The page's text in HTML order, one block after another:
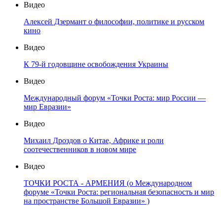
Видео
Алексей Дзермант о философии, политике и русском
кино
Видео
К 79-й годовщине освобождения Украины
Видео
Международный форум «Точки Роста: мир России —
мир Евразии»
Видео
Михаил Дроздов о Китае, Африке и роли
соотечественников в новом мире
Видео
ТОЧКИ РОСТА - АРМЕНИЯ (о Международном
форуме «Точки Роста: региональная безопасность и мир
на пространстве Большой Евразии» )